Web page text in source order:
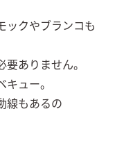
ックやブランコも
要ありません。
ュー。
線もあるの